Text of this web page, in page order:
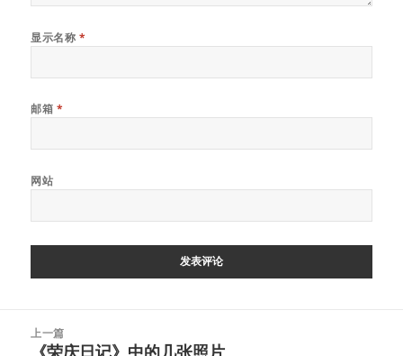
显示名称 *
邮箱 *
网站
上一篇
上